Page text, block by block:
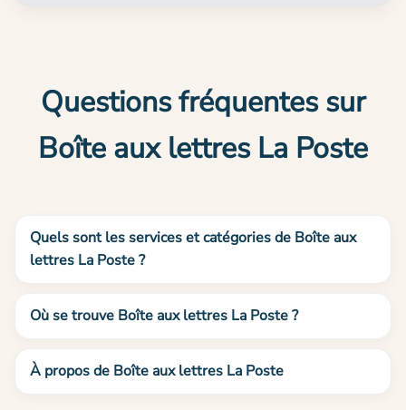
Questions fréquentes sur
Boîte aux lettres La Poste
Quels sont les services et catégories de Boîte aux
lettres La Poste ?
Où se trouve Boîte aux lettres La Poste ?
À propos de Boîte aux lettres La Poste